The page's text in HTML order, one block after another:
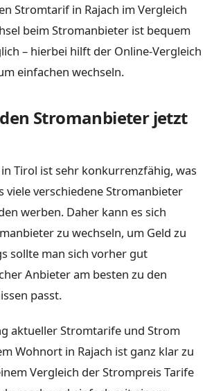
Stromtarif in Rajach im Vergleich
beim Stromanbieter ist bequem
– hierbei hilft der Online-Vergleich
einfachen wechseln.
Stromanbieter jetzt
Tirol ist sehr konkurrenzfähig, was
viele verschiedene Stromanbieter
werben. Daher kann es sich
zu wechseln, um Geld zu
sollte man sich vorher gut
Anbieter am besten zu den
passt.
aktueller Stromtarife und Strom
Wohnort in Rajach ist ganz klar zu
Vergleich der Strompreis Tarife